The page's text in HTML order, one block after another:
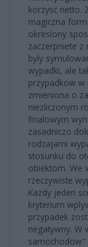
korzysc netto.
magiczna
okreslony
zaczerpniete
byly
wypadki, ale
przypadkow w
zmieniona o
niezliczonym
finalowym
zasadniczo
rodzajami
stosunku do
obiektom. We
rzeczywiste
Kazdy jeden
kryterium
przypadek
negatywny. W
samochodow"